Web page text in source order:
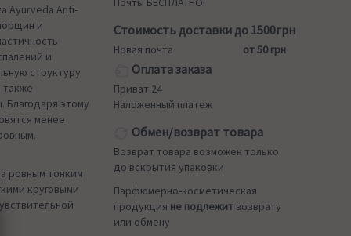
Ayurveda Anti-
и
и
структуру
также
этому
менее
ровным тонким
круговыми
Стоимость доставки до 1500грн
Новая почта от 50 грн
Оплата заказа
Приват 24
Наложенный платеж
Обмен/возврат товара
Возврат товара возможен только
до вскрытия упаковки
Парфюмерно-косметическая
продукция не подлежит возврату
или обмену